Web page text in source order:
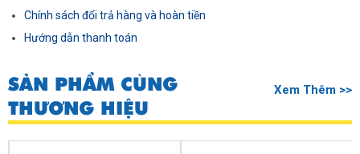
Chính sách đổi trả hàng và hoàn tiền
Hướng dẫn thanh toán
SẢN PHẨM CÙNG
THƯƠNG HIỆU
Xem Thêm >>